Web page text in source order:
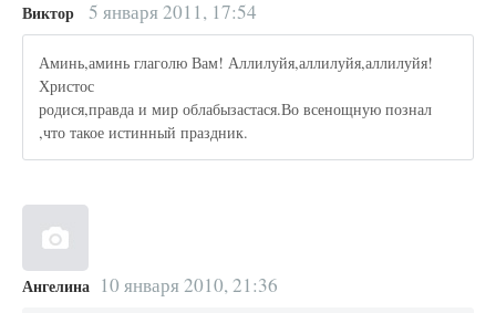
Виктор 5 января 2011, 17:54
Аминь,аминь глаголю Вам! Аллилуйя,аллилуйя,аллилуйя!
Христос
родися,правда и мир облабызастася.Во всенощную познал
,что такое истинный праздник.
Ангелина 10 января 2010, 21:36